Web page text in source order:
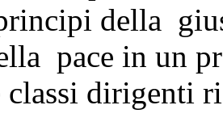
della
pace in un
classi dirigenti